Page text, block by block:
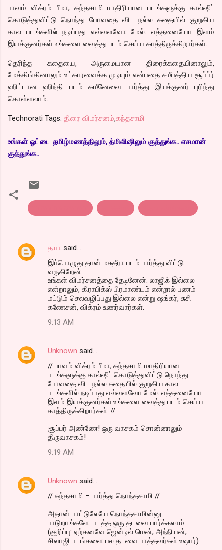
பாவம் விக்ரம் பீமா, கந்தசாமி மாதிரியான படங்களுக்கு கால்ஷீட்
கொடுத்துவிட்டு நொந்து போவதை விட நல்ல கதையில் குறுகிய
கால படங்களில் நடிப்பது எவ்வளவோ மேல். எத்தனையோ இளம்
இயக்குனர்கள் உங்களை வைத்து படம் செய்ய காத்திருக்கிறார்கள்.
தெரிந்த கதையை, அருமையான திரைக்கதையினாலும்,
மேக்கிங்கினாலும் உட்காரவைக்க முடியும் என்பதை சமீபத்திய சூப்ப்ர்
ஹிட்டான ஹிந்தி படம் கமீனேவை பார்த்து இயக்குனர் புரிந்து
கொள்ளலாம்.
Technorati Tags: திரை விமர்சனம்,கந்தசாமி
உங்கள் ஓட்டை தமிழ்மணத்திலும், த்மிலிஷிலும் குத்துங்க.. எசமான்
குத்துங்க..
C
s
தயா said…
இப்பொழுது தான் மகதீரா படம் பார்த்து விட்டு
வருகிறேன்.
உங்கள் விமர்சனத்தை தேடினேன். லாஜிக் இல்லை
என்றாலும், கிராபிக்ஸ் பிரமாண்டம் என்றால் பணம்
மட்டும் செலவழிப்பது இல்லை என்று ஷங்கர், சுசி
கணேசன், விக்ரம் உணர்வார்கள்.
9:13 AM
Unknown said…
// பாவம் விக்ரம் பீமா, கந்தசாமி மாதிரியான
படங்களுக்கு கால்ஷீட் கொடுத்துவிட்டு நொந்து
போவதை விட நல்ல கதையில் குறுகிய கால
படங்களில் நடிப்பது எவ்வளவோ மேல். எத்தனையோ
இளம் இயக்குனர்கள் உங்களை வைத்து படம் செய்ய
காத்திருக்கிறார்கள். //
சூப்பர் அண்ணே! ஒரு வாசகம் சொன்னாலும்
திருவாசகம்!
9:19 AM
Unknown said…
// கந்தசாமி – பார்த்து நொந்தசாமி //
அதான் பாட்டுலேயே நொந்தசாமின்னு
பாடுறாங்களே. படத்த ஒரு தடவை பார்க்கலாம்
(குறிப்பு: ஏற்கனவே ஜென்டில் மென், அந்நியன்,
சிவாஜி படங்களை பல தடவை பாத்தவர்கள் உஷார்)